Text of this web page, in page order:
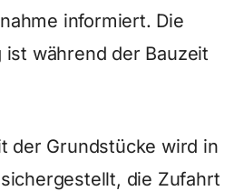
informiert. Die
während der Bauzeit
der Grundstücke wird in
die Zufahrt